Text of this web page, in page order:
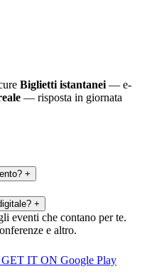
Biglietti istantanei — e-
— risposta in giornata
+
+
eventi che contano per te.
e altro.
GET IT ON Google Play